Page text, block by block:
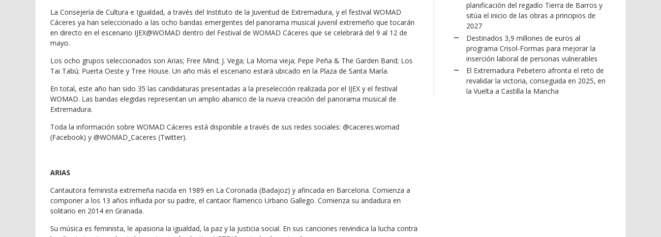
La Consejería de Cultura e Igualdad, a través del Instituto de la Juventud de Extremadura, y el festival WOMAD
Cáceres ya han seleccionado a las ocho bandas emergentes del panorama musical juvenil extremeño que tocarán
en directo en el escenario IJEX@WOMAD dentro del Festival de WOMAD Cáceres que se celebrará del 9 al 12 de
mayo.
Los ocho grupos seleccionados son Arias; Free Mind; J. Vega; La Moma vieja; Pepe Peña & The Garden Band; Los
Tai Tabú; Puerta Oeste y Tree House. Un año más el escenario estará ubicado en la Plaza de Santa María.
En total, este año han sido 35 las candidaturas presentadas a la preselección realizada por el IJEX y el festival
WOMAD. Las bandas elegidas representan un amplio abanico de la nueva creación del panorama musical de
Extremadura.
Toda la información sobre WOMAD Cáceres está disponible a través de sus redes sociales: @caceres.womad
(Facebook) y @WOMAD_Caceres (Twitter).
ARIAS
Cantautora feminista extremeña nacida en 1989 en La Coronada (Badajoz) y afincada en Barcelona. Comienza a
componer a los 13 años influida por su padre, el cantaor flamenco Urbano Gallego. Comienza su andadura en
solitario en 2014 en Granada.
Su música es feminista, le apasiona la igualdad, la paz y la justicia social. En sus canciones reivindica la lucha contra
planificación del regadío Tierra de Barros y
sitúa el inicio de las obras a principios de
2027
Destinados 3,9 millones de euros al
programa Crisol-Formas para mejorar la
inserción laboral de personas vulnerables
El Extremadura Pebetero afronta el reto de
revalidar la victoria, conseguida en 2025, en
la Vuelta a Castilla la Mancha